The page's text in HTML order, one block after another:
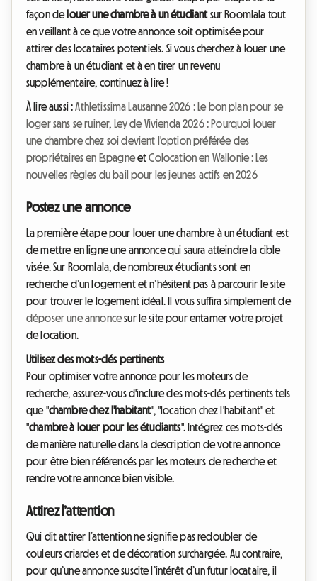
façon de louer une chambre à un étudiantsur Roomlala tout
en veillant à ce que votre annonce soit optimisée pour
attirer des locataires potentiels. Si vous cherchez à louer une
chambre à un étudiant et à en tirer un revenu
supplémentaire, continuez à lire !
À lire aussi :Athletissima Lausanne 2026 : Le bon plan pour se
loger sans se ruiner, Ley de Vivienda 2026 : Pourquoi louer
une chambre chez soi devient l'option préférée des
propriétaires en EspagneetColocation en Wallonie : Les
nouvelles règles du bail pour les jeunes actifs en 2026
Postez une annonce
La première étape pour louer une chambre à un étudiant est
de mettre en ligne une annonce qui saura atteindre la cible
visée. Sur Roomlala, de nombreux étudiants sont en
recherche d’un logement et n’hésitent pas à parcourir le site
pour trouver le logement idéal. Il vous suffira simplement de
déposer une annoncesur le site pour entamer votre projet
de location.
Utilisez des mots-clés pertinents
Pour optimiser votre annonce pour les moteurs de
recherche, assurez-vous d'inclure des mots-clés pertinents tels
que "chambre chez l'habitant","location chez l'habitant" et
"chambre à louer pour les étudiants". Intégrez ces mots-clés
de manière naturelle dans la description de votre annonce
pour être bien référencés par les moteurs de recherche et
rendre votre annonce bien visible.
Attirez l’attention
Qui dit attirer l’attention ne signifie pas redoubler de
couleurs criardes et de décoration surchargée. Au contraire,
pour qu’une annonce suscite l’intérêt d’un futur locataire, il